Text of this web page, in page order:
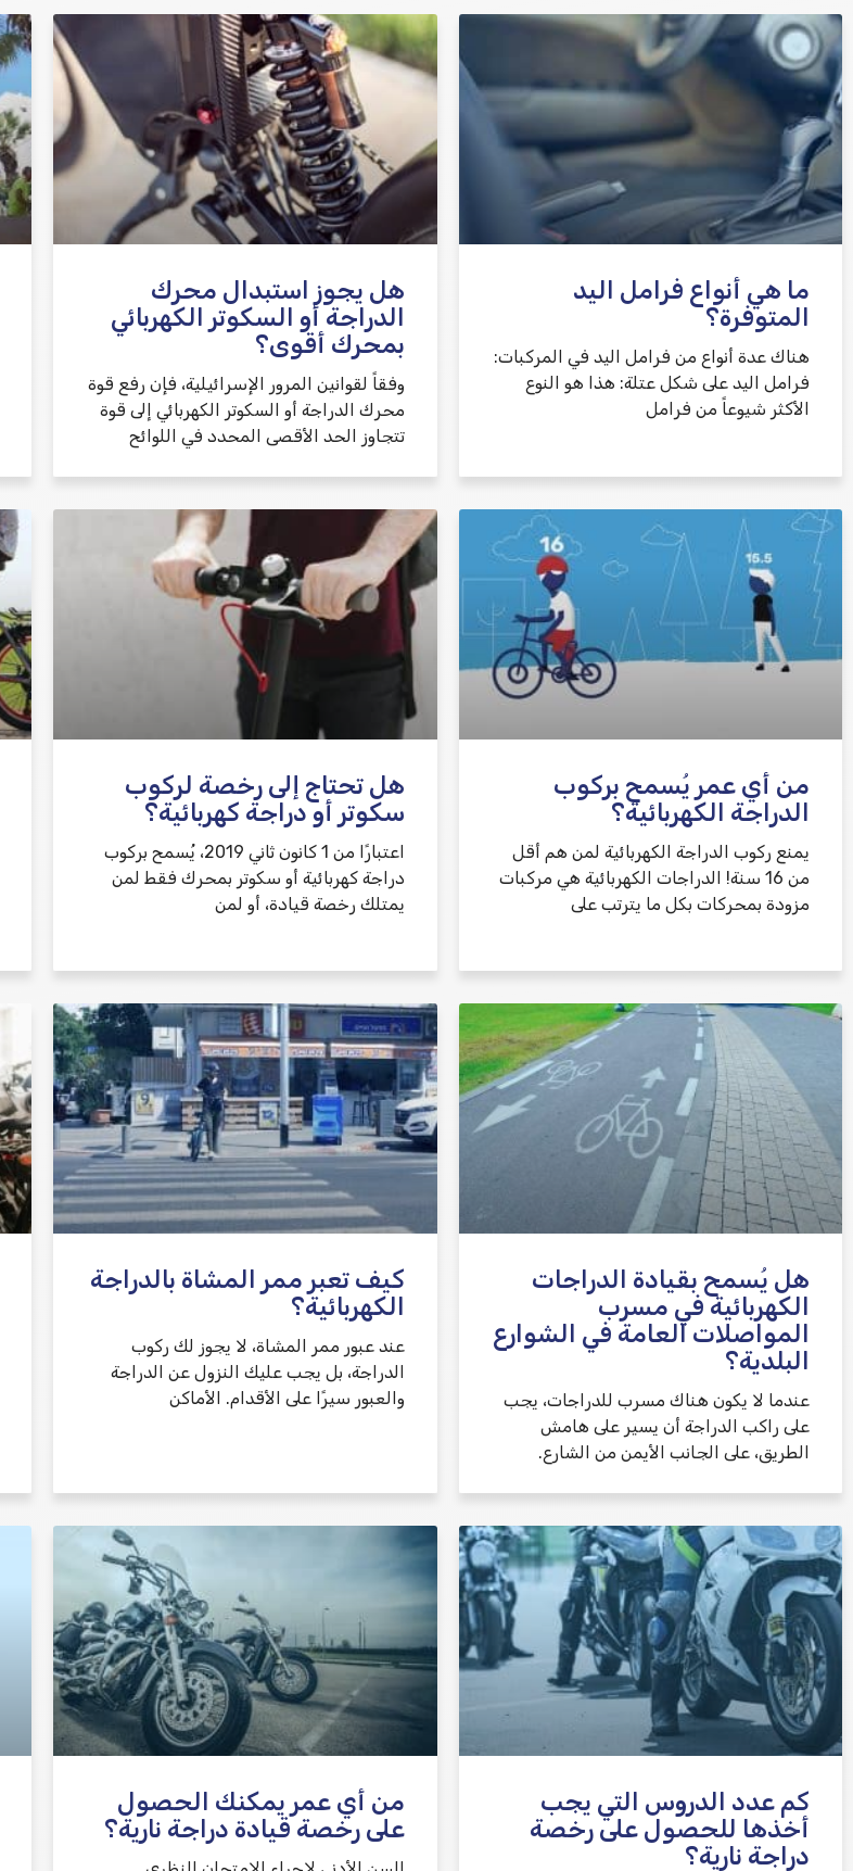
ما هي أنواع فرامل اليد
المتوفرة؟
هناك عدة أنواع من فرامل اليد في المركبات:
فرامل اليد على شكل عتلة: هذا هو النوع
الأكثر شيوعاً من فرامل
هل يجوز استبدال محرك
الدراجة أو السكوتر الكهربائي
بمحرك أقوى؟
وفقاً لقوانين المرور الإسرائيلية، فإن رفع قوة
محرك الدراجة أو السكوتر الكهربائي إلى قوة
تتجاوز الحد الأقصى المحدد في اللوائح
من أي عمر يُسمح بركوب
الدراجة الكهربائية؟
يمنع ركوب الدراجة الكهربائية لمن هم أقل
من 16 سنة! الدراجات الكهربائية هي مركبات
مزودة بمحركات بكل ما يترتب على
هل تحتاج إلى رخصة لركوب
سكوتر أو دراجة كهربائية؟
اعتبارًا من 1 كانون ثاني 2019، يُسمح بركوب
دراجة كهربائية أو سكوتر بمحرك فقط لمن
يمتلك رخصة قيادة، أو لمن
هل يُسمح بقيادة الدراجات
الكهربائية في مسرب
المواصلات العامة في الشوارع
البلدية؟
عندما لا يكون هناك مسرب للدراجات، يجب
على راكب الدراجة أن يسير على هامش
الطريق، على الجانب الأيمن من الشارع.
كيف تعبر ممر المشاة بالدراجة
الكهربائية؟
عند عبور ممر المشاة، لا يجوز لك ركوب
الدراجة، بل يجب عليك النزول عن الدراجة
والعبور سيرًا على الأقدام. الأماكن
كم عدد الدروس التي يجب
أخذها للحصول على رخصة
دراجة نارية؟
من أي عمر يمكنك الحصول
على رخصة قيادة دراجة نارية؟